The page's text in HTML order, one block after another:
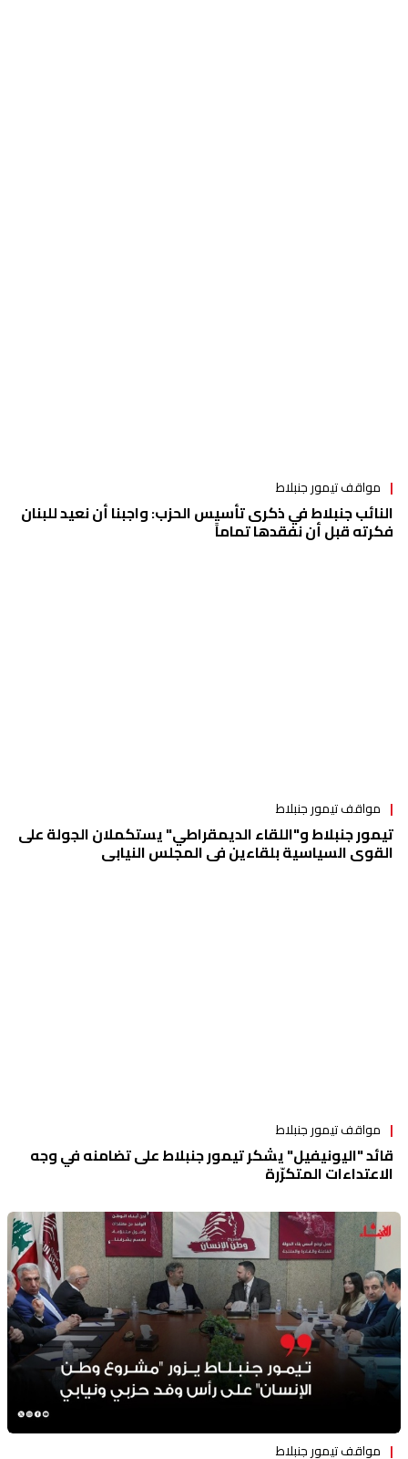
مواقف تيمور جنبلاط
النائب جنبلاط في ذكرى تأسيس الحزب: واجبنا أن نعيد للبنان
فكرته قبل أن نفقدها تماماً
مواقف تيمور جنبلاط
تيمور جنبلاط و"اللقاء الديمقراطي" يستكملان الجولة على
القوى السياسية بلقاءين في المجلس النيابي
مواقف تيمور جنبلاط
قائد "اليونيفيل" يشكر تيمور جنبلاط على تضامنه في وجه
الاعتداءات المتكرّرة
مواقف تيمور جنبلاط